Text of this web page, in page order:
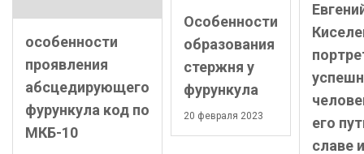
особенности
проявления
абсцедирующего
фурункула код по
МКБ-10
Особенности
образования
стержня у
фурункула
20 февраля 2023
его
славе и